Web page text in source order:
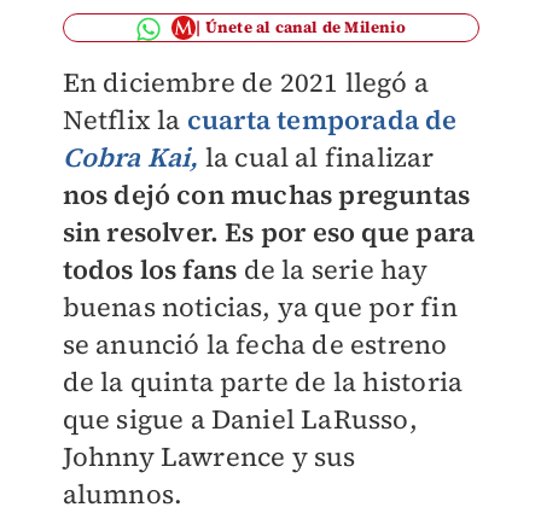
Únete al canal de Milenio
En diciembre de 2021 llegó a
Netflix la cuarta temporada de
Cobra Kai, la cual al finalizar
nos dejó con muchas preguntas
sin resolver. Es por eso que para
todos los fans de la serie hay
buenas noticias, ya que por fin
se anunció la fecha de estreno
de la quinta parte de la historia
que sigue a Daniel LaRusso,
Johnny Lawrence y sus
alumnos.